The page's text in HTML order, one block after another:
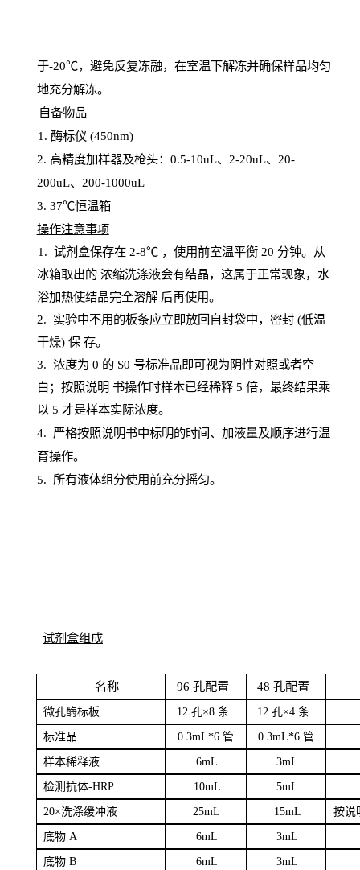
于-20℃，避免反复冻融，在室温下解冻并确保样品均匀
地充分解冻。
自备物品
1 . 酶标仪 (450nm)
2. 高精度加样器及枪头： 0.5-10uL、 2-20uL、 20-
200uL、 200-1000uL
3. 37℃恒温箱
操作注意事项
1. 试剂盒保存在 2-8℃ ，使用前室温平衡 20 分钟。从
冰箱取出的 浓缩洗涤液会有结晶，这属于正常现象，水
浴加热使结晶完全溶解 后再使用。
2. 实验中不用的板条应立即放回自封袋中，密封(低温
干燥) 保 存。
3. 浓度为 0 的 S0 号标准品即可视为阴性对照或者空
白；按照说明 书操作时样本已经稀释5 倍，最终结果乘
以 5 才是样本实际浓度。
4. 严格按照说明书中标明的时间、加液量及顺序进行温
育操作。
5. 所有液体组分使用前充分摇匀。
试剂盒组成
名称 96 孔配置 48 孔配置
微孔酶标板 12 孔×8 条 12 孔×4 条
标准品 0.3mL*6 管 0.3mL*6 管
样本稀释液 6mL 3mL
检测抗体-HRP 10mL 5mL
20×洗涤缓冲液 25mL 15mL 按说
底物A 6mL 3mL
底物B 6mL 3mL